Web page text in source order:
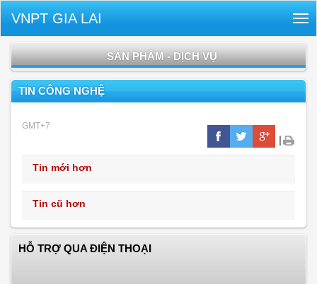
VNPT GIA LAI
SẢN PHẨM - DỊCH VỤ
TIN CÔNG NGHỆ
GMT+7
|
Tin mới hơn
Tin cũ hơn
HỖ TRỢ QUA ĐIỆN THOẠI